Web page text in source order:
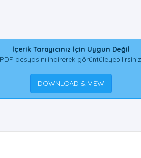
İçerik Tarayıcınız İçin Uygun Değil
PDF dosyasını indirerek görüntüleyebilirsiniz.
DOWNLOAD & VIEW